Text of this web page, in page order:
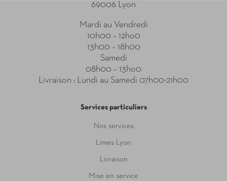
69006 Lyon
Mardi au Vendredi
10h00 – 12ho0
13h00 – 18h00
Samedi
08h00 – 13ho0
Livraison : Lundi au Samedi 07h00-21h00
Services particuliers
Nos services
Limes Lyon
Livraison
Mise en service